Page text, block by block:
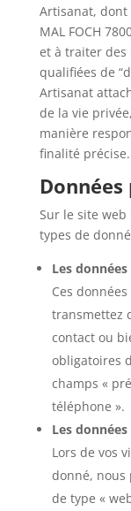
Artisanat, dont
MAL FOCH
et à traiter
qualifiées de
Artisanat
de la vie
manière
finalité précise.
Sur le site
types de
Les
Ces
transmettez
contact ou
obligatoires
champs «
téléphone ».
Les
Lors de vos
donné, nous
de type «